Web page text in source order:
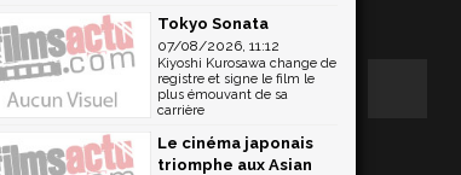
Tokyo Sonata
07/08/2026, 11:12
Kiyoshi Kurosawa change de
registre et signe le film le
plus émouvant de sa
carrière
Le cinéma japonais
triomphe aux Asian